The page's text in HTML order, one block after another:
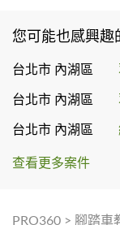
您可能也感興趣
台北市 內湖區
台北市 內湖區
台北市 內湖區
查看更多案件
PRO360 > 腳踏車